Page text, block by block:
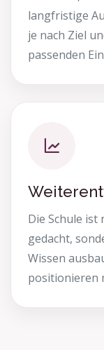
langfristige
je nach Ziel
passenden
Die Schule
gedacht,
Wissen
positionieren